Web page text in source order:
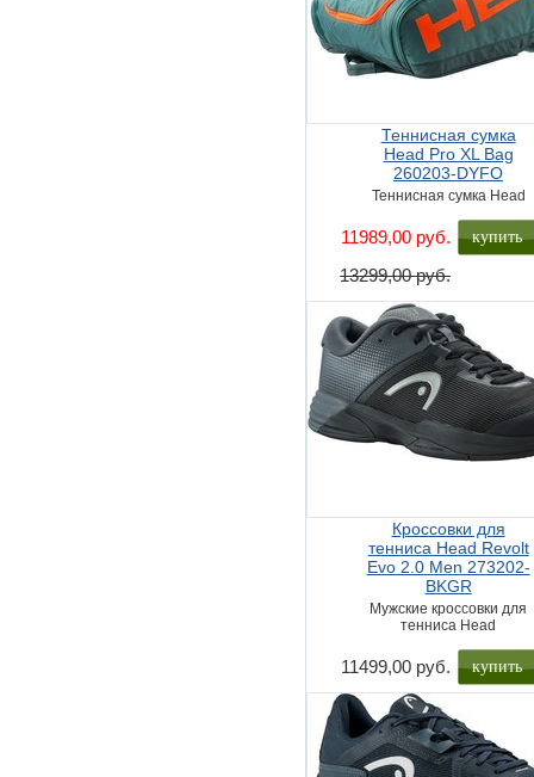
Теннисная сумка
Head Pro XL Bag
260203-DYFO
Теннисная сумка Head
11989,00 руб.
13299,00 руб.
купить
Кроссовки для
тенниса Head Revolt
Evo 2.0 Men 273202-
BKGR
Мужские кроссовки для
тенниса Head
11499,00 руб. купить